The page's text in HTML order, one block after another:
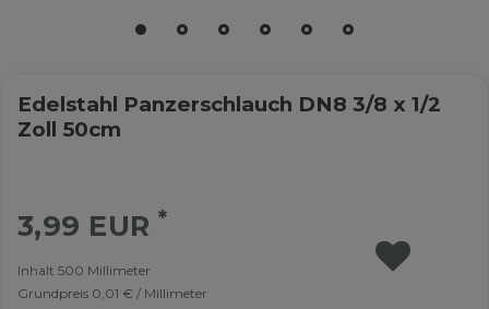
Edelstahl Panzerschlauch DN8 3/8 x 1/2
Zoll 50cm
3,99 EUR*
Inhalt 500 Millimeter
Grundpreis 0,01 € / Millimeter